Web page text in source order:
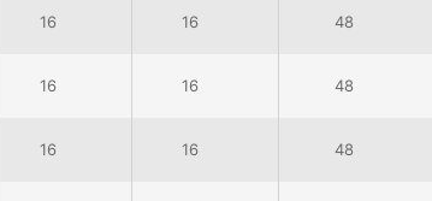
16 16 48
16 16 48
16 16 48